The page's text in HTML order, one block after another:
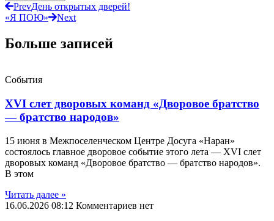
PrevДень открытых дверей!
«Я ПОЮ»
Next
Больше записей
События
XVI слет дворовых команд «Дворовое братство
— братство народов»
15 июня в Межпоселенческом Центре Досуга «Наран»
состоялось главное дворовое событие этого лета — XVI слет
дворовых команд «Дворовое братство — братство народов».
В этом
Читать далеe »
16.06.2026 08:12 Комментариев нет